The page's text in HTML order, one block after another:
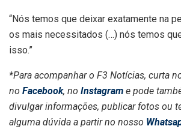
“Nós temos que deixar exatamente na
os mais necessitados (…) nós temos
isso.”
*Para acompanhar o F3 Notícias, curta
no Facebook, no Instagram e pode
divulgar informações, publicar fotos ou
alguma dúvida a partir no nosso